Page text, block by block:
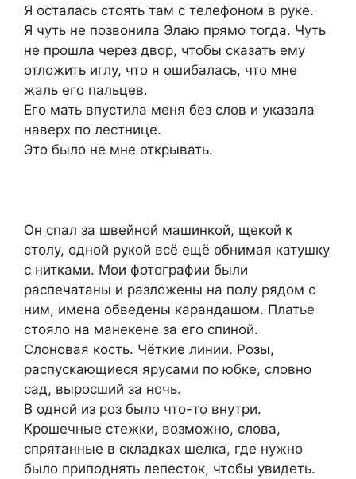
Я осталась стоять там с телефоном в руке.
Я чуть не позвонила Элаю прямо тогда. Чуть
не прошла через двор, чтобы сказать ему
отложить иглу, что я ошибалась, что мне
жаль его пальцев.
Его мать впустила меня без слов и указала
наверх по лестнице.
Это было не мне открывать.
Он спал за швейной машинкой, щекой к
столу, одной рукой всё ещё обнимая катушку
с нитками. Мои фотографии были
распечатаны и разложены на полу рядом с
ним, имена обведены карандашом. Платье
стояло на манекене за его спиной.
Слоновая кость. Чёткие линии. Розы,
распускающиеся ярусами по юбке, словно
сад, выросший за ночь.
В одной из роз было что-то внутри.
Крошечные стежки, возможно, слова,
спрятанные в складках шелка, где нужно
было приподнять лепесток, чтобы увидеть.